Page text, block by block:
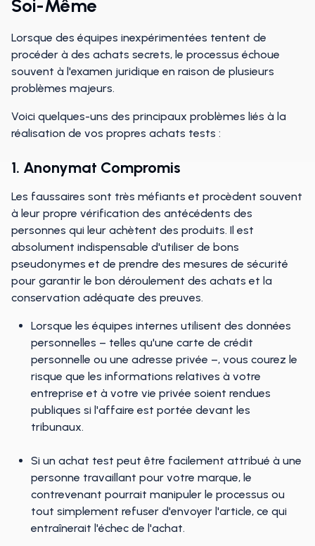
Soi-Même
Lorsque des équipes inexpérimentées tentent de
procéder à des achats secrets, le processus échoue
souvent à l'examen juridique en raison de plusieurs
problèmes majeurs.
Voici quelques-uns des principaux problèmes liés à la
réalisation de vos propres achats tests :
1. Anonymat Compromis
Les faussaires sont très méfiants et procèdent souvent
à leur propre vérification des antécédents des
personnes qui leur achètent des produits. Il est
absolument indispensable d'utiliser de bons
pseudonymes et de prendre des mesures de sécurité
pour garantir le bon déroulement des achats et la
conservation adéquate des preuves.
Lorsque les équipes internes utilisent des données
personnelles – telles qu'une carte de crédit
personnelle ou une adresse privée –, vous courez le
risque que les informations relatives à votre
entreprise et à votre vie privée soient rendues
publiques si l'affaire est portée devant les
tribunaux.
Si un achat test peut être facilement attribué à une
personne travaillant pour votre marque, le
contrevenant pourrait manipuler le processus ou
tout simplement refuser d'envoyer l'article, ce qui
entraînerait l'échec de l'achat.